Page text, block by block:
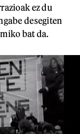
ez du
desegiten
bat da.